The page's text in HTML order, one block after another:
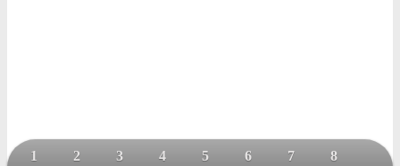
1 2 3 4 5 6 7 8